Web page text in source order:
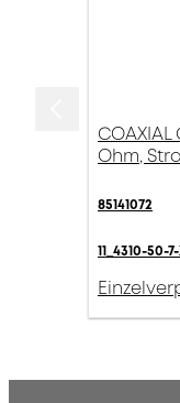
COAXIAL
Ohm,
85141072
11_4310-50-